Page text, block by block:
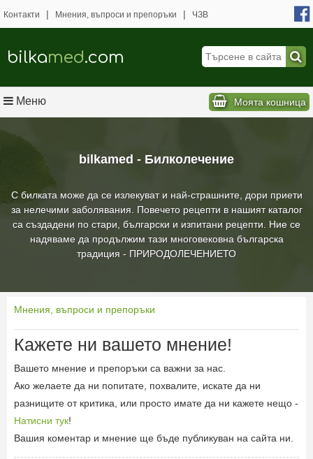
bilkamed - Билколечение
С билката може да се излекуват и най-страшните, дори приети
за нелечими заболявания. Повечето рецепти в нашият каталог
са създадени по стари, български и изпитани рецепти. Ние се
надяваме да продължим тази многовековна българска
традиция - ПРИРОДОЛЕЧЕНИЕТО
Контакти | Мнения, въпроси и препоръки | ЧЗВ
bilkamed.com
Меню Моята кошница
Мнения, въпроси и препоръки
Кажете ни вашето мнение!
Вашето мнение и препоръки са важни за нас.
Ако желаете да ни попитате, похвалите, искате да ни
разнищите от критика, или просто имате да ни кажете нещо -
Натисни тук!
Вашия коментар и мнение ще бъде публикуван на сайта ни.